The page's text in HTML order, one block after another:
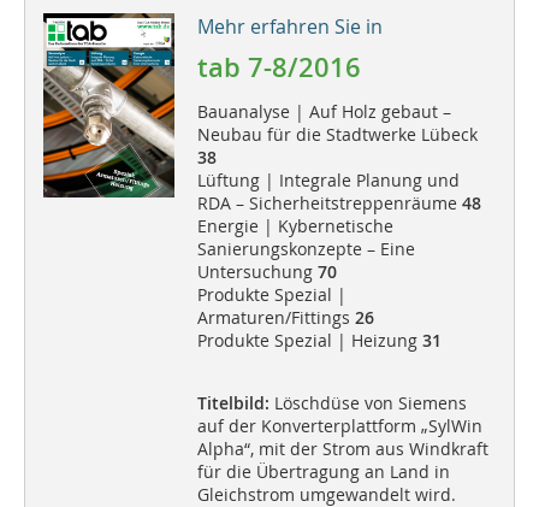
Mehr erfahren Sie in
tab 7-8/2016
Bauanalyse | Auf Holz gebaut –
Neubau für die Stadtwerke Lübeck
38
Lüftung | Integrale Planung und
RDA – Sicherheitstreppenräume 48
Energie | Kybernetische
Sanierungskonzepte – Eine
Untersuchung 70
Produkte Spezial |
Armaturen/Fittings 26
Produkte Spezial | Heizung 31
Titelbild: Löschdüse von Siemens
auf der Konverterplattform „SylWin
Alpha“, mit der Strom aus Windkraft
für die Übertragung an Land in
Gleichstrom umgewandelt wird.